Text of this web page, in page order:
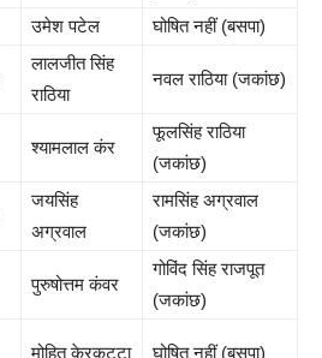
उमेश पटेल घोषित नहीं (बसपा)
लालजीत सिंह
राठिया
नवल राठिया (जकांछ)
श्यामलाल कंर
फूलसिंह राठिया
(जकांछ)
जयसिंह
अग्रवाल
रामसिंह अग्रवाल
(जकांछ)
पुरुषोत्तम कंवर
गोविंद सिंह राजपूत
(जकांछ)
मोहित केरकट्टा घोषित नहीं (बसपा)